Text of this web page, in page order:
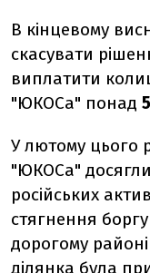
В кінцевому
скасувати
виплатити
"ЮКОСа" понад
У лютому цього
"ЮКОСа"
російських
стягнення
дорогому
ділянка була